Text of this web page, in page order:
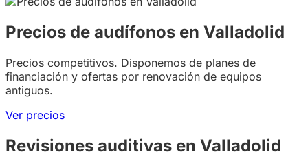
Precios de audífonos en Valladolid
Precios competitivos. Disponemos de planes de
financiación y ofertas por renovación de equipos
antiguos.
Ver precios
Revisiones auditivas en Valladolid